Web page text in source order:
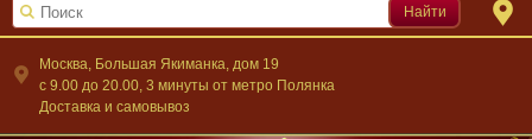
Москва, Большая Якиманка, дом 19
c 9.00 до 20.00, 3 минуты от метро Полянка
Доставка и самовывоз
Найти